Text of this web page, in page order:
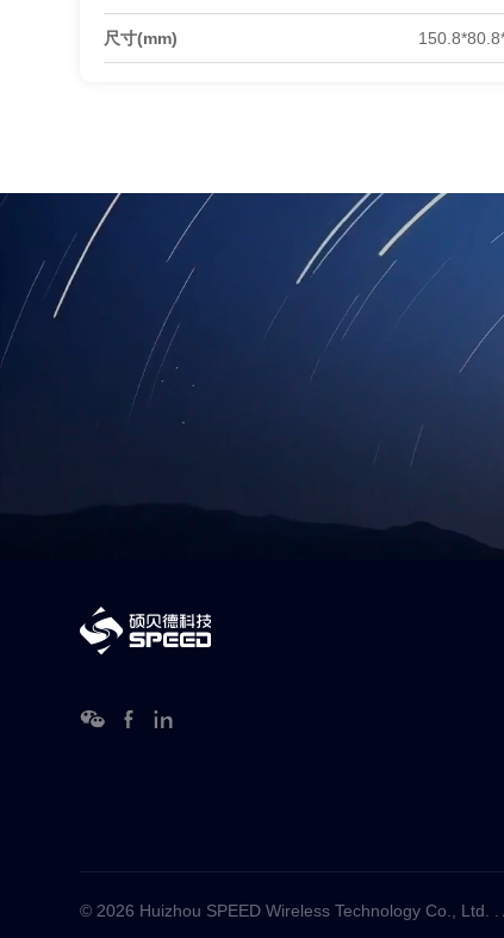
尺寸(mm)
© 2026 Huizhou SPEED Wireless Technology Co., Ltd. .